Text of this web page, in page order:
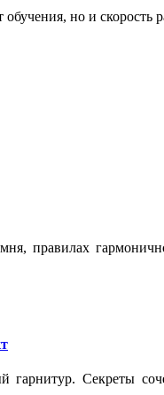
но и скорость
правилах
Секреты